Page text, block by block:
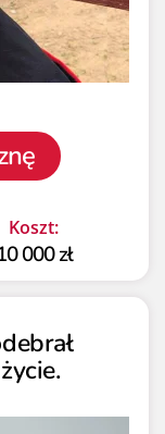
Koszt:
000 zł